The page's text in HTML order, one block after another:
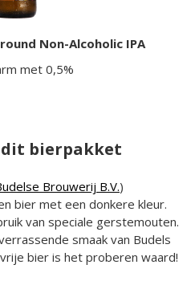
Non-Alcoholic IPA
met 0,5%
dit bierpakket
Brouwerij B.V.)
bier met een donkere kleur.
van speciale gerstemouten.
smaak van Budels
bier is het proberen waard!